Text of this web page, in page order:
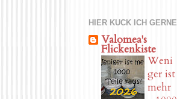
HIER KUCK ICH GERNE
Valomea's
Flickenkiste
Weni
ger ist
mehr